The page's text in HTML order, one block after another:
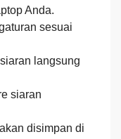
Anda.
sesuai
langsung
siaran
disimpan di